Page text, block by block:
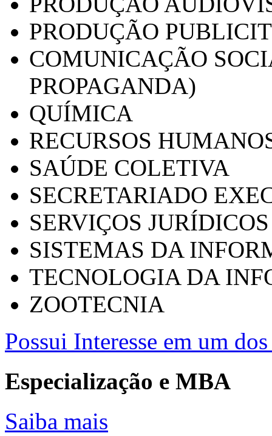
PRODUÇÃO
COMUNICAÇÃO
PROPAGANDA)
QUÍMICA
RECURSOS
SAÚDE COLETIVA
SECRETARIADO
SERVIÇOS
SISTEMAS DA
TECNOLOGIA DA
ZOOTECNIA
Possui Interesse em um
Especialização e MBA
Saiba mais